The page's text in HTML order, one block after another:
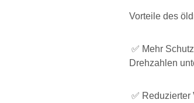
Vorteile des
✅ Mehr
Drehzahlen
✅